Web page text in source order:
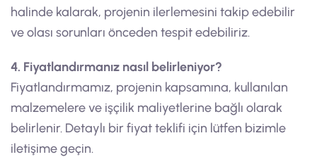
halinde kalarak, projenin ilerlemesini takip edebilir
ve olası sorunları önceden tespit edebiliriz.
4. Fiyatlandırmanız nasıl belirleniyor?
Fiyatlandırmamız, projenin kapsamına, kullanılan
malzemelere ve işçilik maliyetlerine bağlı olarak
belirlenir. Detaylı bir fiyat teklifi için lütfen bizimle
iletişime geçin.